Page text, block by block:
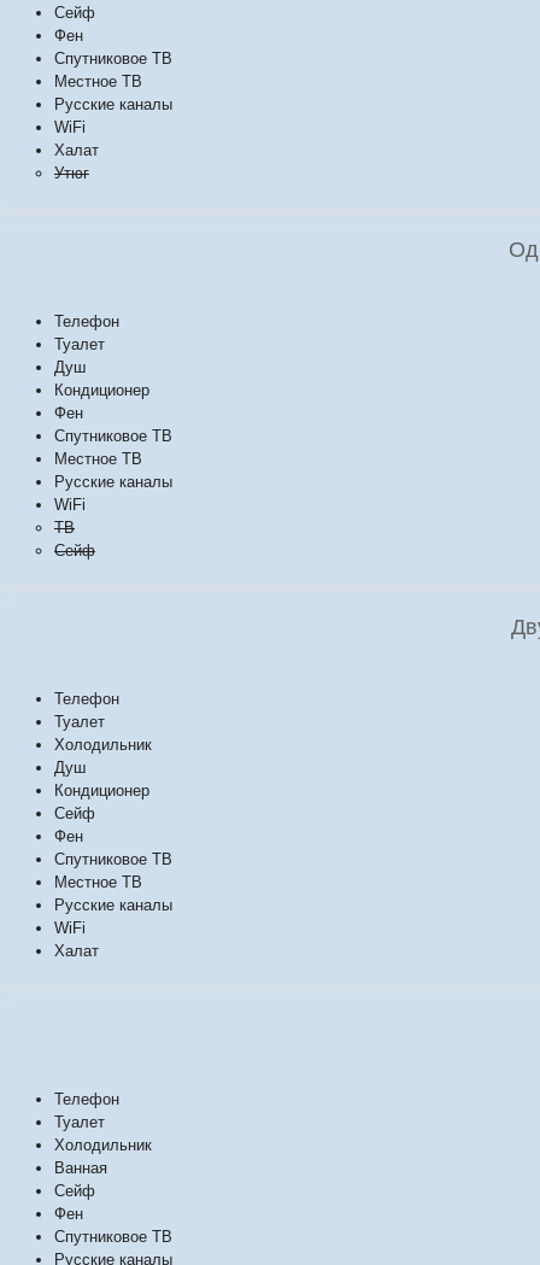
Сейф
Фен
Спутниковое ТВ
Местное ТВ
Русские каналы
WiFi
Халат
Утюг
Телефон
Туалет
Душ
Кондиционер
Фен
Спутниковое ТВ
Местное ТВ
Русские каналы
WiFi
ТВ
Сейф
Телефон
Туалет
Холодильник
Душ
Кондиционер
Сейф
Фен
Спутниковое ТВ
Местное ТВ
Русские каналы
WiFi
Халат
Телефон
Туалет
Холодильник
Ванная
Сейф
Фен
Спутниковое ТВ
Русские каналы